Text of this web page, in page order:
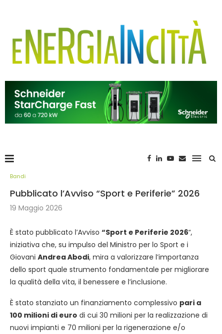
Bandi
Pubblicato l’Avviso “Sport e Periferie” 2026
19 Maggio 2026
È stato pubblicato l’Avviso “Sport e Periferie 2026“,
iniziativa che, su impulso del Ministro per lo Sport e i
Giovani Andrea Abodi, mira a valorizzare l’importanza
dello sport quale strumento fondamentale per migliorare
la qualità della vita, il benessere e l’inclusione.
È stato stanziato un finanziamento complessivo pari a
100 milioni di euro di cui 30 milioni per la realizzazione di
nuovi impianti e 70 milioni per la rigenerazione e/o